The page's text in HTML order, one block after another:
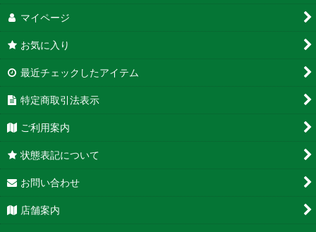
マイページ
お気に入り
最近チェックしたアイテム
特定商取引法表示
ご利用案内
状態表記について
お問い合わせ
店舗案内